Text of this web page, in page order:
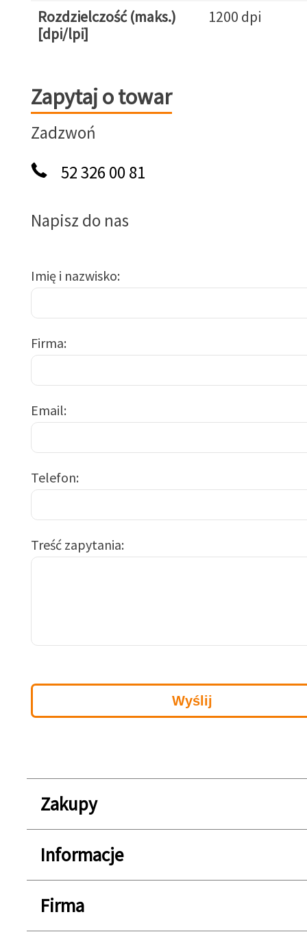
Rozdzielczość (maks.)
[dpi/lpi]
1200 dpi
Zapytaj o towar
Zapytaj o towar
Zadzwoń
52 326 00 81
Napisz do nas
Imię i nazwisko
Firma
Email
Telefon
Treść zapytania
Zakupy
Informacje
Firma